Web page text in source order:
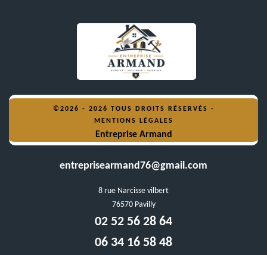
©2026 - 2026 TOUS DROITS RÉSERVÉS -
MENTIONS LÉGALES
Entreprise Armand
entreprisearmand76@gmail.com
8 rue Narcisse vilbert
76570 Pavilly
02 52 56 28 64
06 34 16 58 48